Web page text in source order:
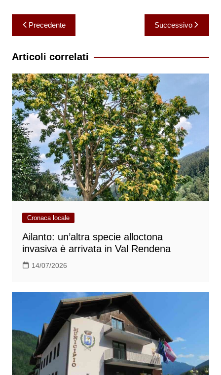
Navigazione
articoli
Precedente Successivo
Articoli correlati
Cronaca locale
Ailanto: un’altra specie alloctona
invasiva è arrivata in Val Rendena
14/07/2026